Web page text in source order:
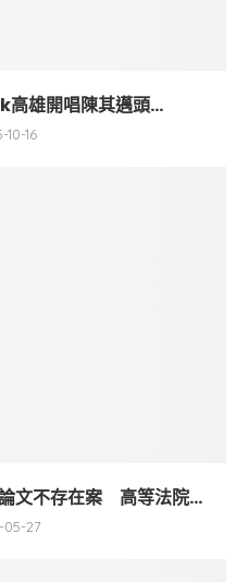
雄開唱陳其邁頭...
10-16
文不存在案 高等法院...
05-27